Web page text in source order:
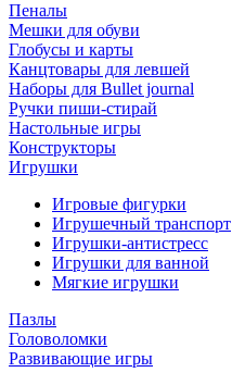
Пеналы
Мешки для обуви
Глобусы и карты
Канцтовары для левшей
Наборы для Bullet journal
Ручки пиши-стирай
Настольные игры
Конструкторы
Игрушки
Игровые фигурки
Игрушечный транспорт
Игрушки-антистресс
Игрушки для ванной
Мягкие игрушки
Пазлы
Головоломки
Развивающие игры